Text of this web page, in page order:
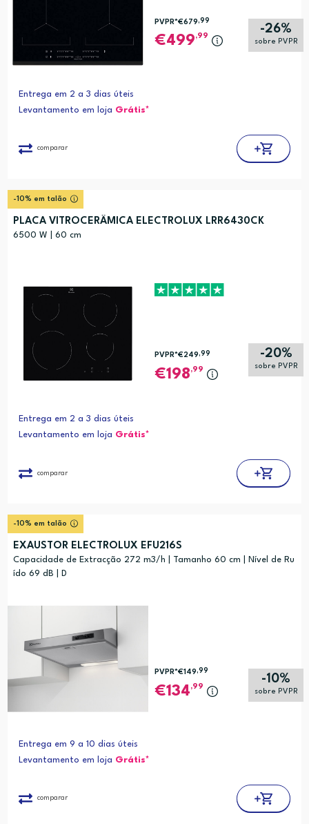
-26%
sobre PVPR
PVPR*€679 ,99
499,99
Entrega em 2 a 3 dias úteis
Levantamento em loja Grátis*
comparar
-10% em talão
PLACA VITROCERÂMICA ELECTROLUX LRR6430CK
6500 W | 60 cm
-20%
sobre PVPR
PVPR*€249,99
198,99
Entrega em 2 a 3 dias úteis
Levantamento em loja Grátis*
comparar
-10% em talão
EXAUSTOR ELECTROLUX EFU216S
Capacidade de Extracção 272 m3/h | Tamanho 60 cm | Nível de Ru
ído 69 dB | D
-10%
sobre PVPR
PVPR*€149,99
134,99
Entrega em 9 a 10 dias úteis
Levantamento em loja Grátis*
comparar